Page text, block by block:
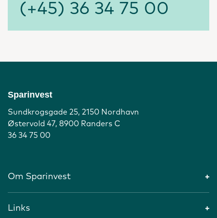
(+45) 36 34 75 00
Sparinvest
Sundkrogsgade 25, 2150 Nordhavn
Østervold 47, 8900 Randers C
36 34 75 00
Om Sparinvest
Links